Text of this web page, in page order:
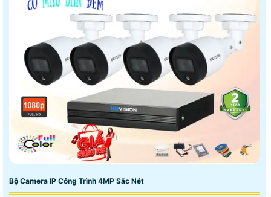
Bộ Camera IP Công Trình 4MP Sắc Nét